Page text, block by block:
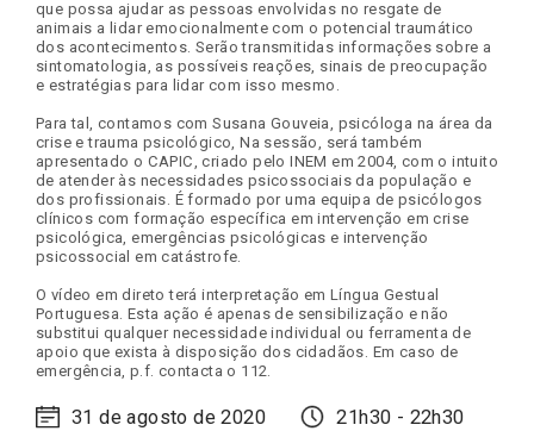
que possa ajudar as pessoas envolvidas no resgate de
animais a lidar emocionalmente com o potencial traumático
dos acontecimentos. Serão transmitidas informações sobre a
sintomatologia, as possíveis reações, sinais de preocupação
e estratégias para lidar com isso mesmo.
Para tal, contamos com Susana Gouveia, psicóloga na área da
crise e trauma psicológico, Na sessão, será também
apresentado o CAPIC, criado pelo INEM em 2004, com o intuito
de atender às necessidades psicossociais da população e
dos profissionais. É formado por uma equipa de psicólogos
clínicos com formação específica em intervenção em crise
psicológica, emergências psicológicas e intervenção
psicossocial em catástrofe.
O vídeo em direto terá interpretação em Língua Gestual
Portuguesa. Esta ação é apenas de sensibilização e não
substitui qualquer necessidade individual ou ferramenta de
apoio que exista à disposição dos cidadãos. Em caso de
emergência, p.f. contacta o 112.
31 de agosto de 2020 21h30 - 22h30